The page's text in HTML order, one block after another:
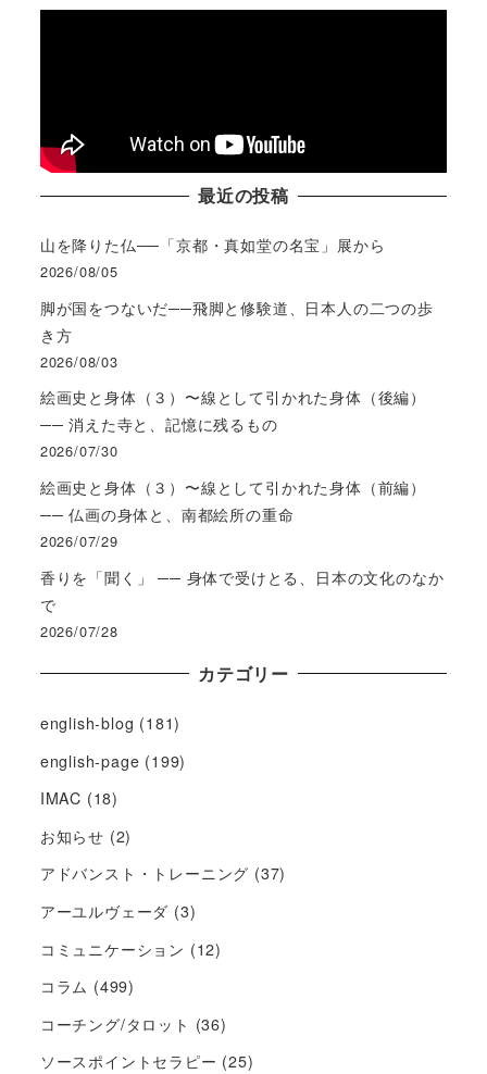
最近の投稿
山を降りた仏──「京都・真如堂の名宝」展から
2026/08/05
脚が国をつないだ──飛脚と修験道、日本人の二つの歩
き方
2026/08/03
絵画史と身体（３）〜線として引かれた身体（後編）
── 消えた寺と、記憶に残るもの
2026/07/30
絵画史と身体（３）〜線として引かれた身体（前編）
── 仏画の身体と、南都絵所の重命
2026/07/29
香りを「聞く」 ── 身体で受けとる、日本の文化のなか
で
2026/07/28
カテゴリー
english-blog (181)
english-page (199)
IMAC (18)
お知らせ (2)
アドバンスト・トレーニング (37)
アーユルヴェーダ (3)
コミュニケーション (12)
コラム (499)
コーチング/タロット (36)
ソースポイントセラピー (25)